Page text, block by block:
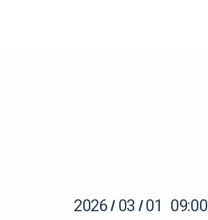
2026 / 03 / 01 09:00